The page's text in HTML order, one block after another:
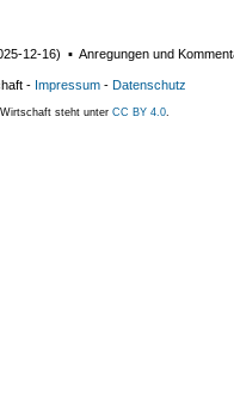
12-16) ▪ Anregungen und
- Impressum - Datenschutz
steht unter CC BY 4.0